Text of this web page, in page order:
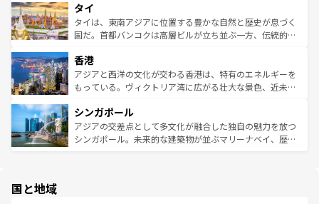
リティに包まれながら、韓国の多彩な魅力を心ゆくまで味
わってみてほしい。 なお、新着の韓国情報はコンテンツ一
覧を参照してほしい。
急速な発展と共に伝統が息づく。ハノイの古い町並みやホ
ーチミン市のフランス統治時代の建物も、独特の雰囲気を
醸し出している。また、バラエティの豊かさとおいしさで
とつ。フォーやバインミー、ベトナムコーヒーなどは、ぜ
ひ現地で味わいたい。どの地域を訪れてもあたたかい人々
が旅行者を迎えてくれるので、きっと忘れられない旅にな
参照してほしい。
タイ
タイは、東南アジアに位置する豊かな自然と歴史が息づく
国だ。首都バンコクは高層ビルが立ち並ぶ一方、伝統的な
の活気が交差している。北部ではチェンマイなどの山岳地
帯で自然と触れ合い、南部ではプーケットやクラビの美し
いビーチでリゾート気分を楽しむことができる。タイ料理
激する。気候は一年中温暖で、どの季節にも異なる楽しみ
が待っている。親しみやすいタイの人々、仏教を中心とし
た文化、そして多様な観光資源が、訪れる旅人を魅了し続
香港
アジアと西洋の文化が交わる香港は、特有のエネルギーを
もっている。ヴィクトリア湾に広がる壮大な景色、近未来
み、どこを訪れても感動するはず。観光スポットが密集し
ており、効率よく見どころを回れるのも魅力。息をのむよ
うな絶景から文化的な体験まで、香港を存分に楽しみ尽く
シンガポール
アジアの交差点として多文化が融合した独自の魅力を放つ
シンガポール。未来的な建築物が並ぶマリーナベイ、歴史
国と地域